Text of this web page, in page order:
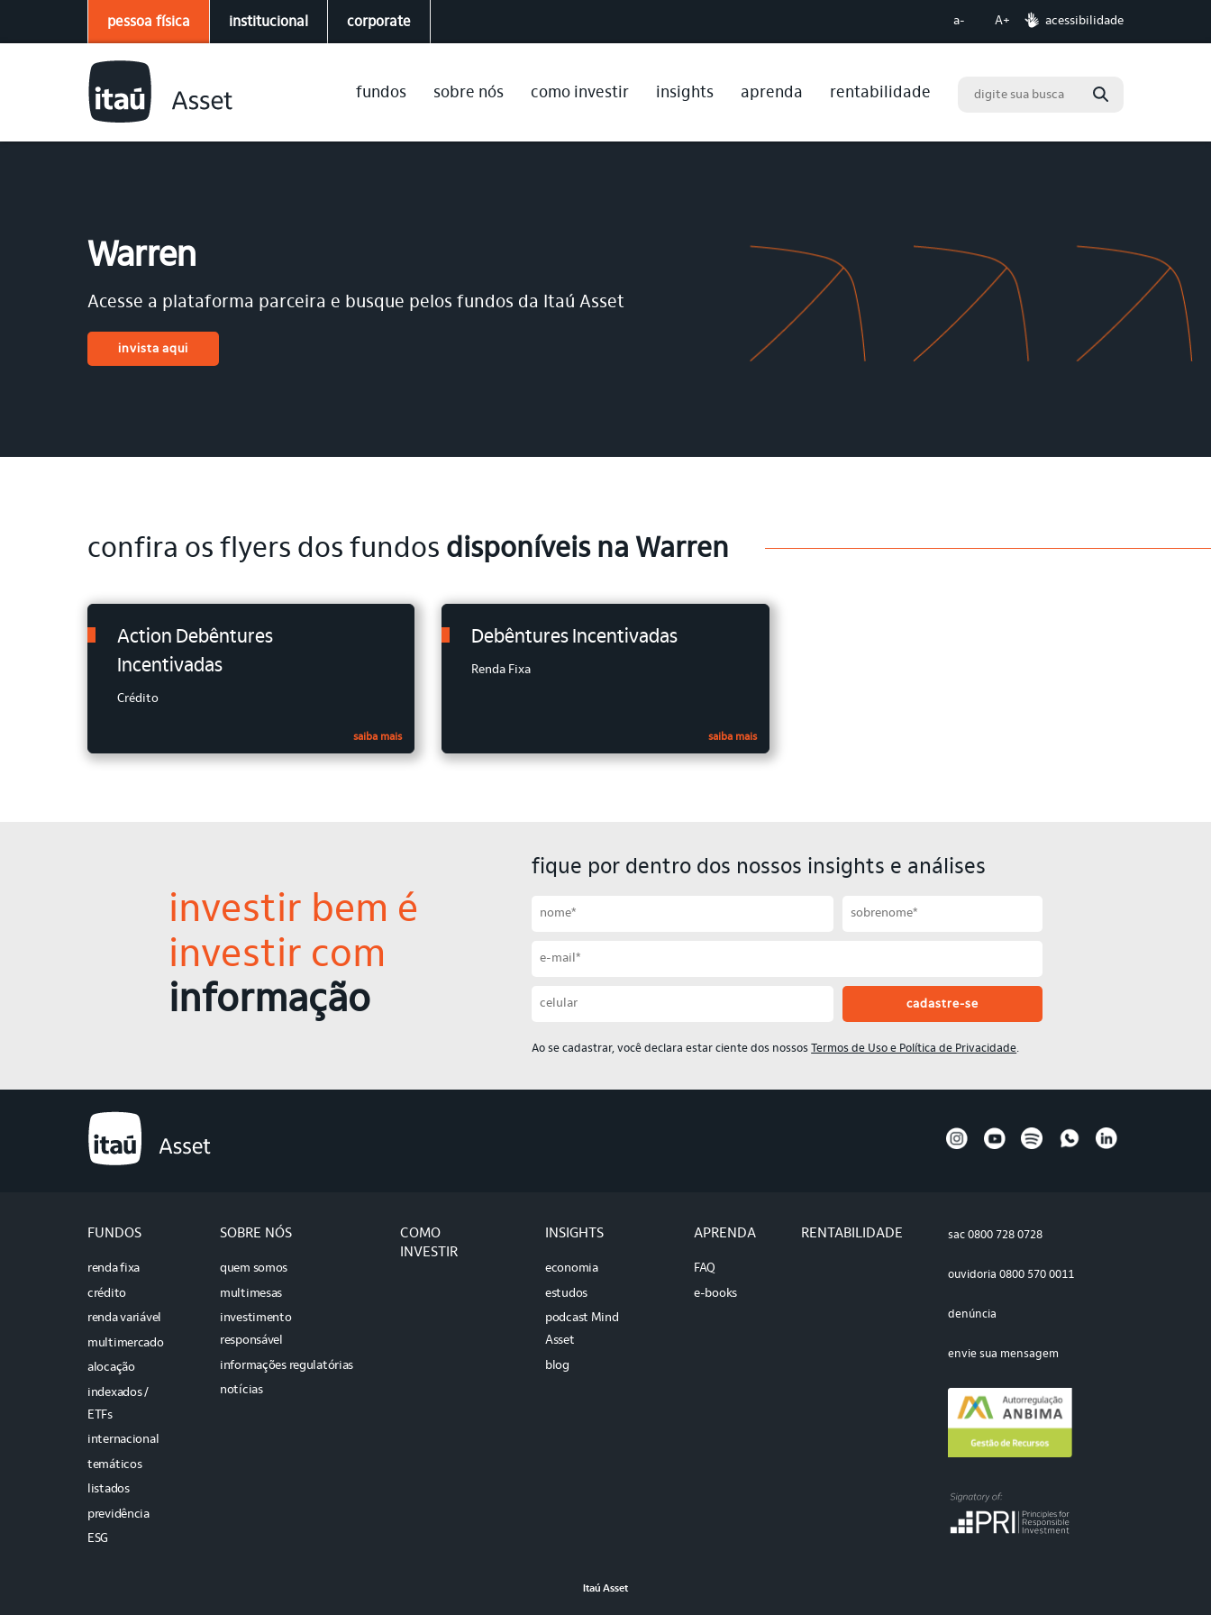
pessoa física institucional corporate a- A+ acessibilidade
fundos sobre nós como investir insights aprenda rentabilidade Buscar
Warren
Acesse a plataforma parceira e busque pelos fundos da Itaú Asset
invista aqui
confira os flyers dos fundos disponíveis na Warren
Action Debêntures
Incentivadas
Crédito
saiba mais
Debêntures Incentivadas
Renda Fixa
saiba mais
investir bem é
investir com
informação
fique por dentro dos nossos insights e análises
Ao se cadastrar, você declara estar ciente dos nossos Termos de Uso e Política de Privacidade.
FUNDOS
renda fixa
crédito
renda variável
multimercado
alocação
indexados /
ETFs
internacional
temáticos
listados
previdência
ESG
SOBRE NÓS
quem somos
multimesas
investimento
responsável
informações regulatórias
notícias
COMO
INVESTIR
INSIGHTS
economia
estudos
podcast Mind
Asset
blog
APRENDA
FAQ
e-books
RENTABILIDADE sac 0800 728 0728
ouvidoria 0800 570 0011
denúncia
envie sua mensagem
Itaú Asset